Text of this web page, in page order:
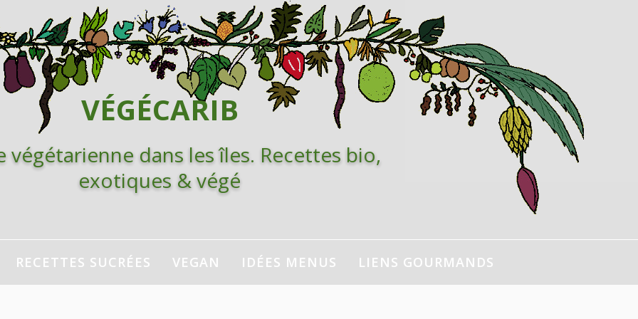
VÉGÉCARIB
végétarienne dans les îles. Recettes bio,
exotiques & végé
RECETTES SUCRÉES VEGAN IDÉES MENUS LIENS GOURMANDS